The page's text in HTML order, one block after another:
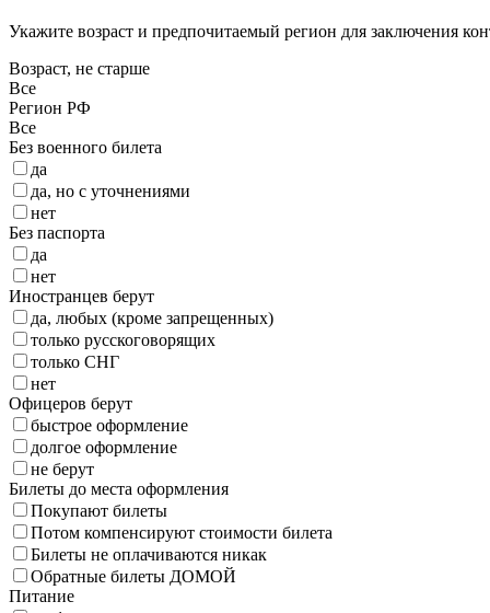
Укажите возраст и предпочитаемый регион для заключения
Возраст, не старше
Все
Регион РФ
Все
Без военного билета
да
да, но с уточнениями
нет
Без паспорта
да
нет
Иностранцев берут
да, любых (кроме запрещенных)
только русскоговорящих
только СНГ
нет
Офицеров берут
быстрое оформление
долгое оформление
не берут
Билеты до места оформления
Покупают билеты
Потом компенсируют стоимости билета
Билеты не оплачиваются никак
Обратные билеты ДОМОЙ
Питание